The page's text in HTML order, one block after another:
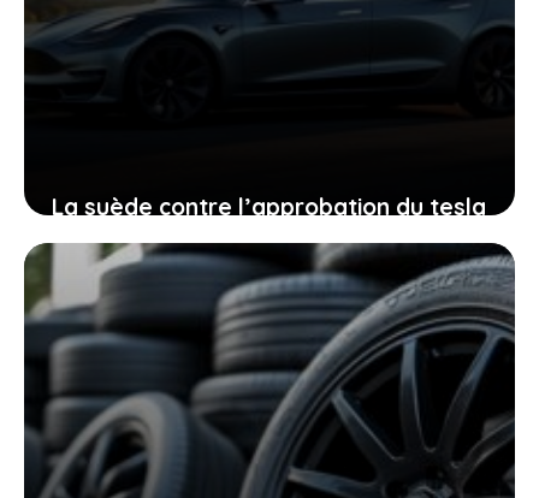
La suède contre l’approbation du tesla
fsd en europe : un débat crucial pour
la sécurité routière
20 juin 2026